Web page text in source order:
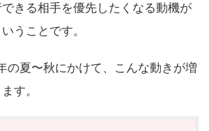
きる相手を優先したくなる動機が
うことです。
の夏〜秋にかけて、こんな動きが増
す。